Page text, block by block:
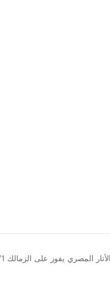
المصري يفوز على الزمالك 2/1